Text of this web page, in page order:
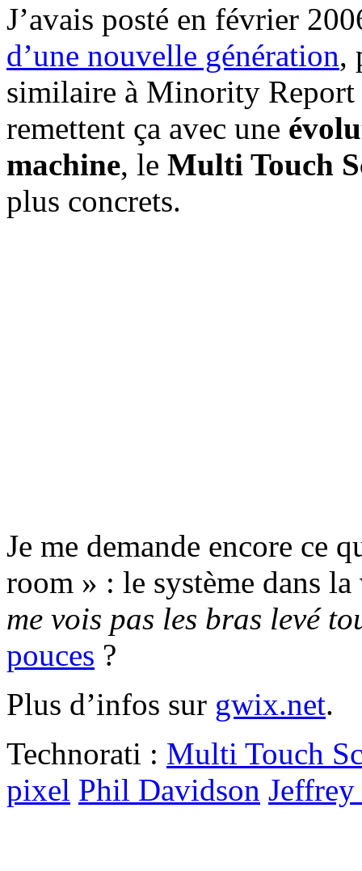
J’avais posté en février
d’une nouvelle génération,
similaire à Minority
remettent ça avec une
machine, le Multi Touch
plus concrets.
Je me demande encore ce
room » : le système dans
me vois pas les bras levé
pouces ?
Plus d’infos sur gwix.net.
Technorati : Multi Touch
pixel Phil Davidson